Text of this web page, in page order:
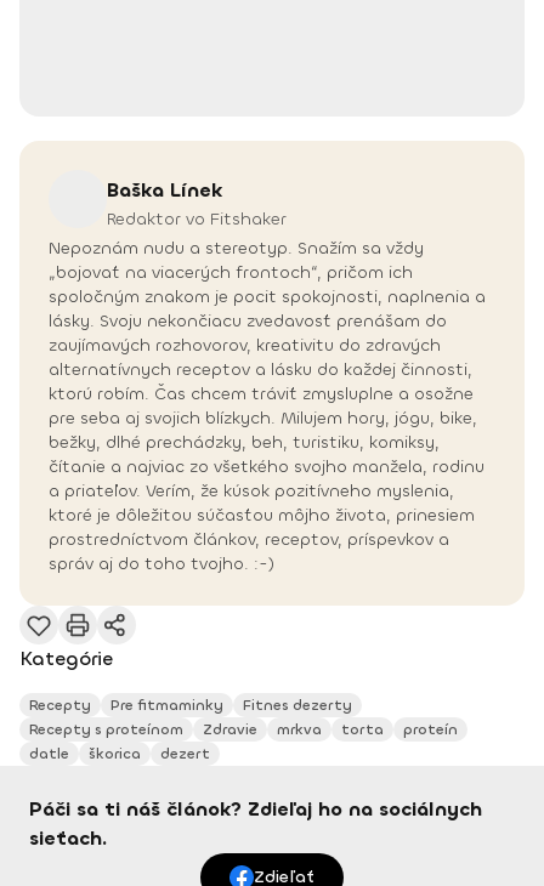
Baška Línek
Redaktor vo Fitshaker
Nepoznám nudu a stereotyp. Snažím sa vždy
„bojovať na viacerých frontoch“, pričom ich
spoločným znakom je pocit spokojnosti, naplnenia a
lásky. Svoju nekončiacu zvedavosť prenášam do
zaujímavých rozhovorov, kreativitu do zdravých
alternatívnych receptov a lásku do každej činnosti,
ktorú robím. Čas chcem tráviť zmysluplne a osožne
pre seba aj svojich blízkych. Milujem hory, jógu, bike,
bežky, dlhé prechádzky, beh, turistiku, komiksy,
čítanie a najviac zo všetkého svojho manžela, rodinu
a priateľov. Verím, že kúsok pozitívneho myslenia,
ktoré je dôležitou súčasťou môjho života, prinesiem
prostredníctvom článkov, receptov, príspevkov a
správ aj do toho tvojho. :-)
Kategórie
Recepty Pre fitmaminky
Fitnes dezerty
Recepty s proteínom
Zdravie mrkva torta
proteín
datle
škorica dezert
Páči sa ti náš článok? Zdieľaj ho na sociálnych
sieťach.
Zdieľať